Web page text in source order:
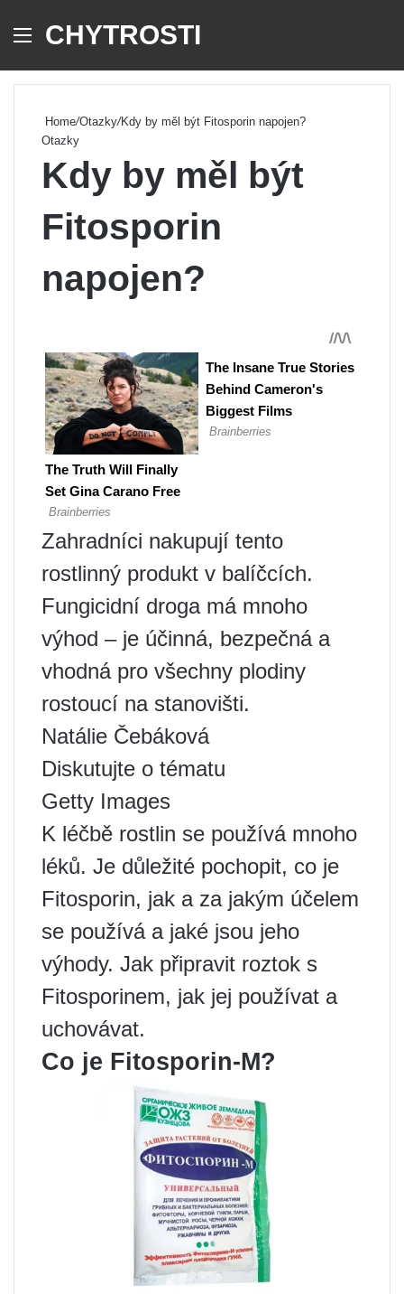
Menu
CHYTROSTI
Home/Otazky/Kdy by měl být Fitosporin napojen?
Otazky
Kdy by měl být
Fitosporin
napojen?
Zahradníci nakupují tento
rostlinný produkt v balíčcích.
Fungicidní droga má mnoho
výhod – je účinná, bezpečná a
vhodná pro všechny plodiny
rostoucí na stanovišti.
Natálie Čebáková
Diskutujte o tématu
Getty Images
K léčbě rostlin se používá mnoho
léků. Je důležité pochopit, co je
Fitosporin, jak a za jakým účelem
se používá a jaké jsou jeho
výhody. Jak připravit roztok s
Fitosporinem, jak jej používat a
uchovávat.
Co je Fitosporin-M?